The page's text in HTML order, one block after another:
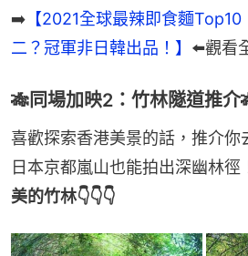
➡️ 【2021全球最辣即食麵
二？冠軍非日韓出品！】 ⬅️觀看
🎋同場加映2：竹林隧道推介
喜歡探索香港美景的話，推介你
日本京都嵐山也能拍出深幽林徑
美的竹林👇👇👇